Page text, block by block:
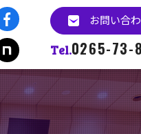
お問い合
Tel.0265-73-